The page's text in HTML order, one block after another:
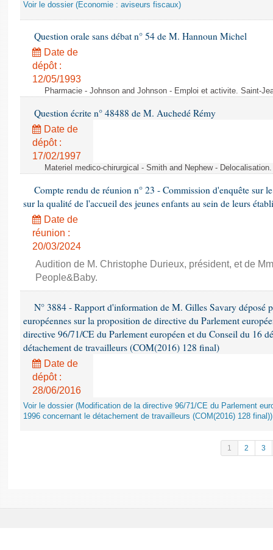
Voir le dossier (Economie : aviseurs fiscaux)
Question orale sans débat n° 54 de M. Hannoun Michel
Date de
dépôt :
12/05/1993
Pharmacie - Johnson and Johnson - Emploi et activite. Saint-
Question écrite n° 48488 de M. Auchedé Rémy
Date de
dépôt :
17/02/1997
Materiel medico-chirurgical - Smith and Nephew -
Compte rendu de réunion n° 23 - Commission d'enquête sur
sur la qualité de l'accueil des jeunes enfants au sein de leurs
Date de
réunion :
20/03/2024
Audition de M. Christophe Durieux, président, et de
People&Baby.
N° 3884 - Rapport d'information de M. Gilles Savary déposé
européennes sur la proposition de directive du Parlement
directive 96/71/CE du Parlement européen et du Conseil du 16
détachement de travailleurs (COM(2016) 128 final)
Date de
dépôt :
28/06/2016
Voir le dossier (Modification de la directive 96/71/CE du Parlement
1996 concernant le détachement de travailleurs (COM(2016) 128 final))
1 2 3